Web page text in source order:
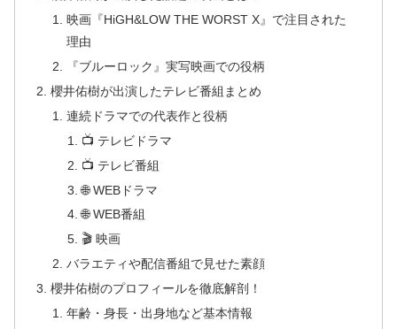
映画『HiGH&LOW THE WORST X』で注目された
理由
『ブルーロック』実写映画での役柄
櫻井佑樹が出演したテレビ番組まとめ
連続ドラマでの代表作と役柄
📺 テレビドラマ
📺 テレビ番組
🌐 WEBドラマ
🌐 WEB番組
🎬 映画
バラエティや配信番組で見せた素顔
櫻井佑樹のプロフィールを徹底解剖！
年齢・身長・出身地など基本情報